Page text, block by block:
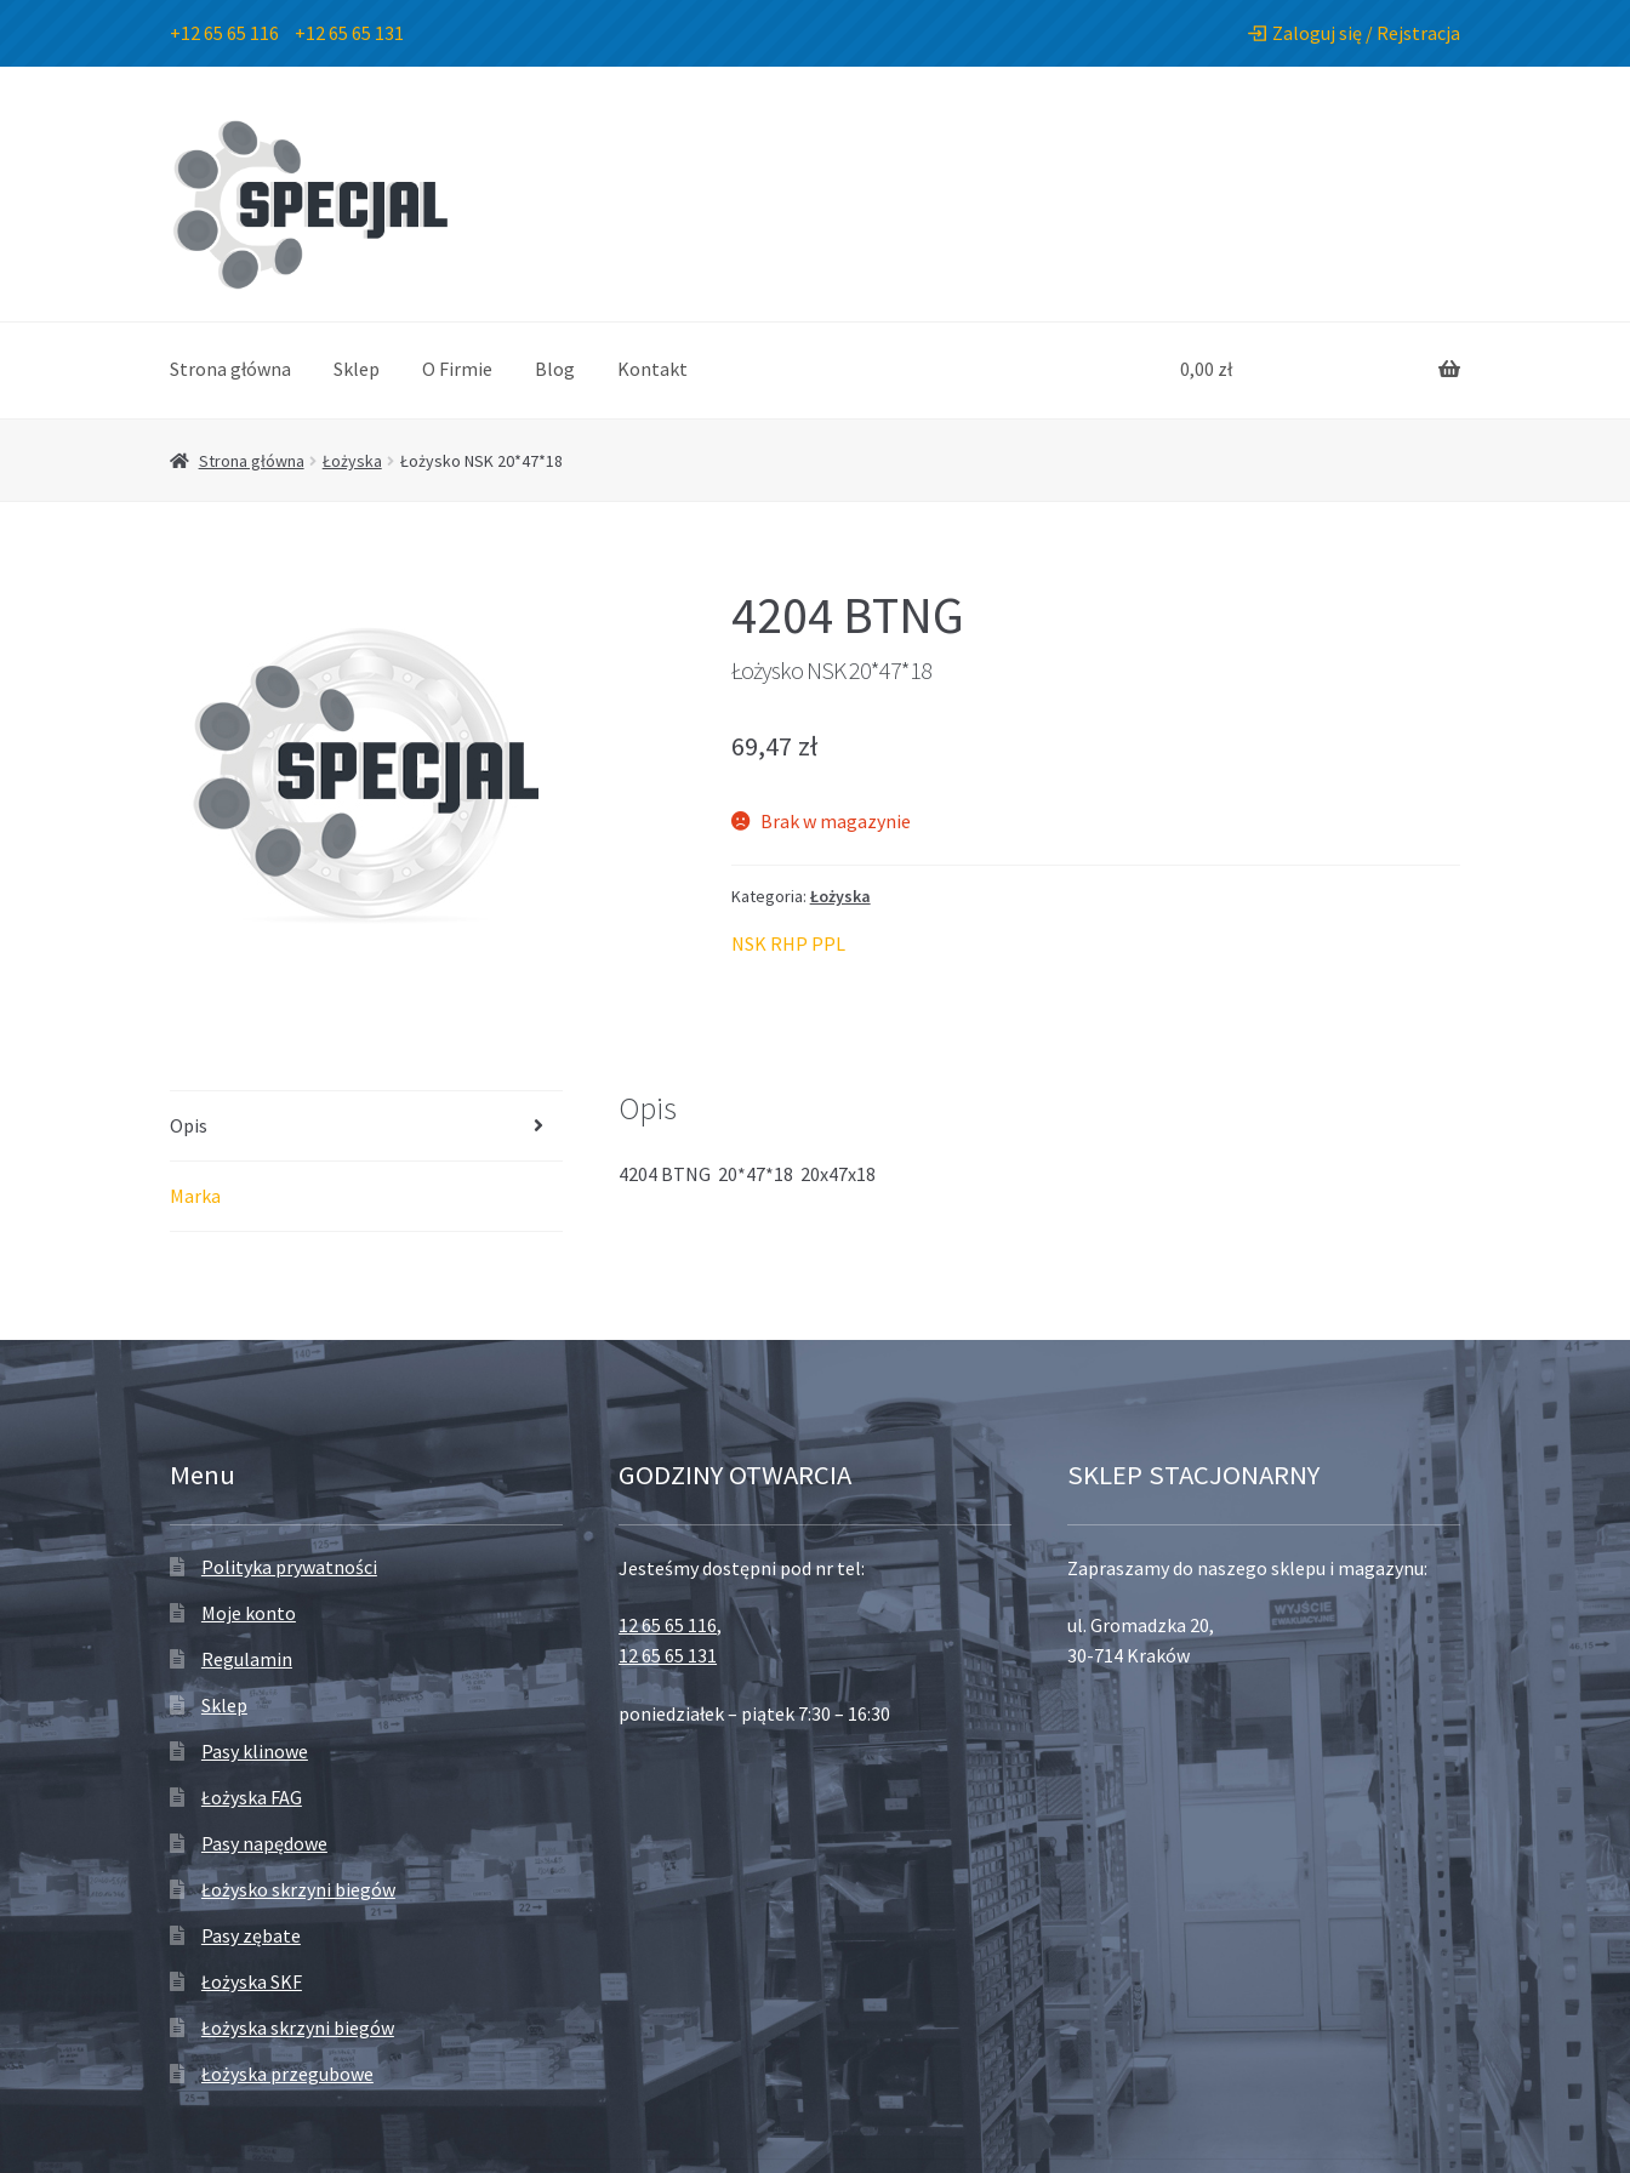
+12 65 65 116 +12 65 65 131 Zaloguj się / Rejstracja
Przejdź
do
nawigacji
Przejdź
do
treści
Strona główna Sklep O Firmie Blog Kontakt 0,00 zł
Strona główna Łożyska Łożysko NSK 20*47*18
4204 BTNG
Łożysko NSK 20*47*18
69,47 zł
Brak w magazynie
Kategoria: Łożyska
NSK RHP PPL
Opis
Marka
Opis
4204 BTNG 20*47*18 20x47x18
Menu
Polityka prywatności
Moje konto
Regulamin
Sklep
Pasy klinowe
Łożyska FAG
Pasy napędowe
Łożysko skrzyni biegów
Pasy zębate
Łożyska SKF
Łożyska skrzyni biegów
Łożyska przegubowe
GODZINY OTWARCIA
Jesteśmy dostępni pod nr tel:
12 65 65 116,
12 65 65 131
poniedziałek – piątek 7:30 – 16:30
SKLEP STACJONARNY
Zapraszamy do naszego sklepu i magazynu:
ul. Gromadzka 20,
30-714 Kraków